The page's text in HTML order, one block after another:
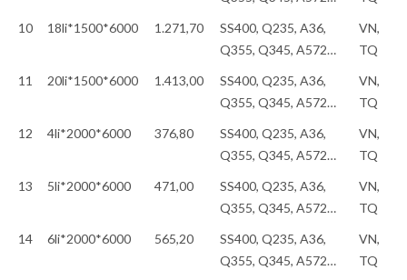
10
18li*1500*6000 1.271,70
SS400, Q235, A36,
Q355, Q345, A572…
VN,
TQ
11
20li*1500*6000 1.413,00
SS400, Q235, A36,
Q355, Q345, A572…
VN,
TQ
12
4li*2000*6000 376,80
SS400, Q235, A36,
Q355, Q345, A572…
VN,
TQ
13
5li*2000*6000 471,00
SS400, Q235, A36,
Q355, Q345, A572…
VN,
TQ
14
6li*2000*6000 565,20
SS400, Q235, A36,
Q355, Q345, A572…
VN,
TQ